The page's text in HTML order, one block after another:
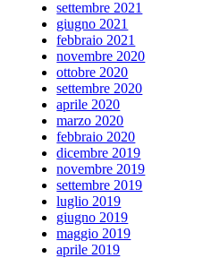
settembre 2021
giugno 2021
febbraio 2021
novembre 2020
ottobre 2020
settembre 2020
aprile 2020
marzo 2020
febbraio 2020
dicembre 2019
novembre 2019
settembre 2019
luglio 2019
giugno 2019
maggio 2019
aprile 2019